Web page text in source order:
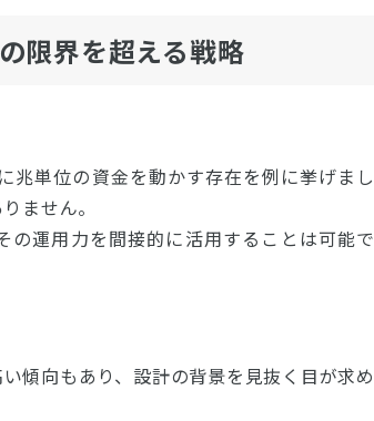
限界を超える戦略
兆単位の資金を動かす存在を例に挙げまし
ません。
の運用力を間接的に活用することは可能で
傾向もあり、設計の背景を見抜く目が求め